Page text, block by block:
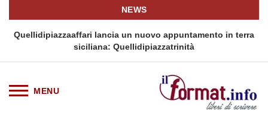
NEWS
Quellidipiazzaaffari lancia un nuovo appuntamento in terra
siciliana: Quellidipiazzatrinità